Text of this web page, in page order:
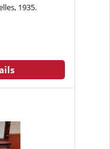
1935.